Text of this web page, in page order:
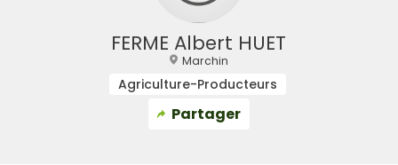
FERME Albert HUET
Marchin
Agriculture-Producteurs
Partager